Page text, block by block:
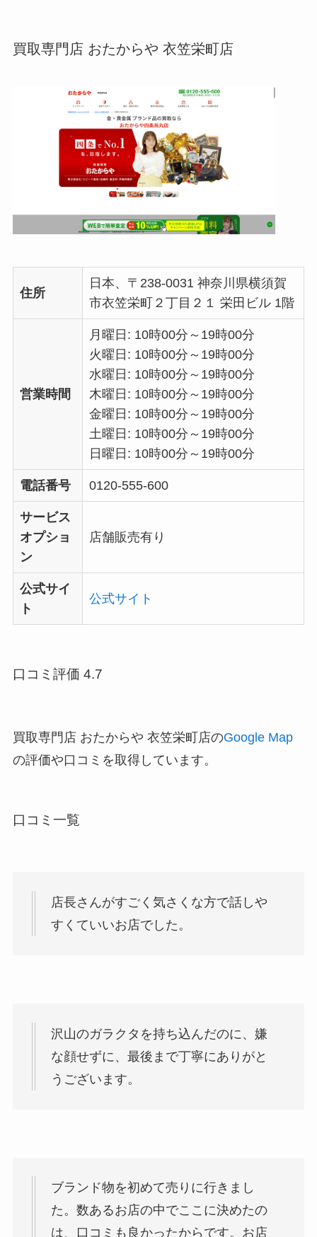
買取専門店 おたからや 衣笠栄町店
住所
日本、〒238-0031 神奈川県横須賀
市衣笠栄町２丁目２１ 栄田ビル 1階
営業時間
月曜日: 10時00分～19時00分
火曜日: 10時00分～19時00分
水曜日: 10時00分～19時00分
木曜日: 10時00分～19時00分
金曜日: 10時00分～19時00分
土曜日: 10時00分～19時00分
日曜日: 10時00分～19時00分
電話番号 0120-555-600
サービス
オプショ
ン
店舗販売有り
公式サイ
ト
公式サイト
口コミ評価 4.7
買取専門店 おたからや 衣笠栄町店のGoogle Map
の評価や口コミを取得しています。
口コミ一覧
店長さんがすごく気さくな方で話しや
すくていいお店でした。
沢山のガラクタを持ち込んだのに、嫌
な顔せずに、最後まで丁寧にありがと
うございます。
ブランド物を初めて売りに行きまし
た。数あるお店の中でここに決めたの
は、口コミも良かったからです。お店